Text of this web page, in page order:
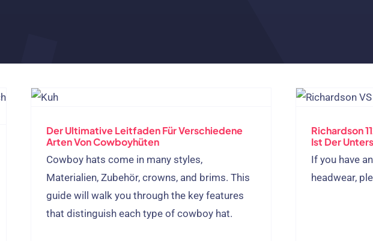
Der Ultimative Leitfaden Für Verschiedene
Arten Von Cowboyhüten
Cowboy hats come in many styles,
Materialien, Zubehör, crowns, and brims. This
guide will walk you through the key features
that distinguish each type of cowboy hat.
Richardson
Ist Der
If you have
headwear,